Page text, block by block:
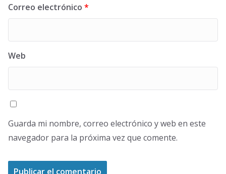
Correo electrónico *
Web
Guarda mi nombre, correo electrónico y web en este
navegador para la próxima vez que comente.